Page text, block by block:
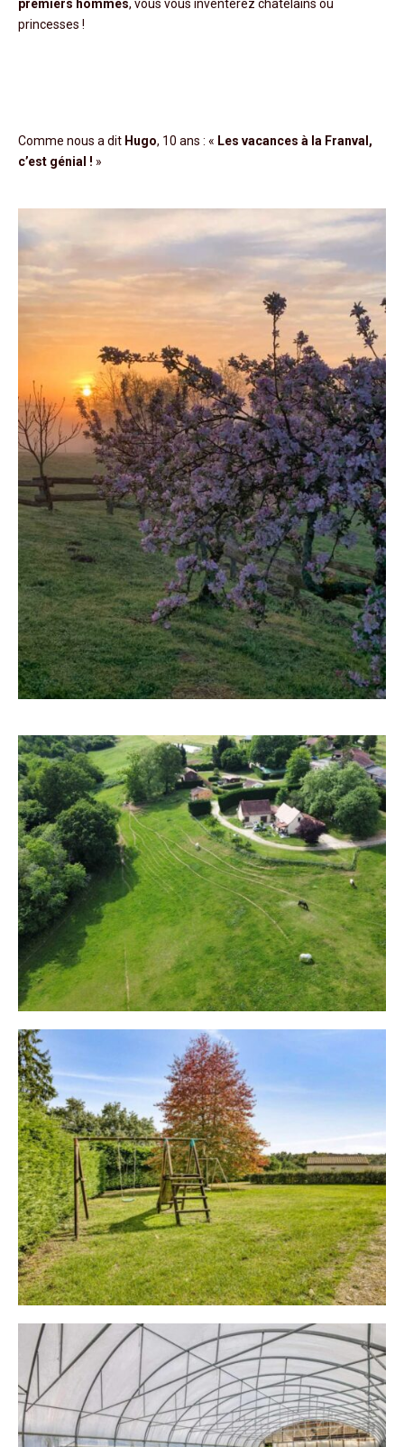
premiers hommes, vous vous inventerez châtelains ou
princesses !
Comme nous a dit Hugo, 10 ans : « Les vacances à la Franval,
c’est génial ! »